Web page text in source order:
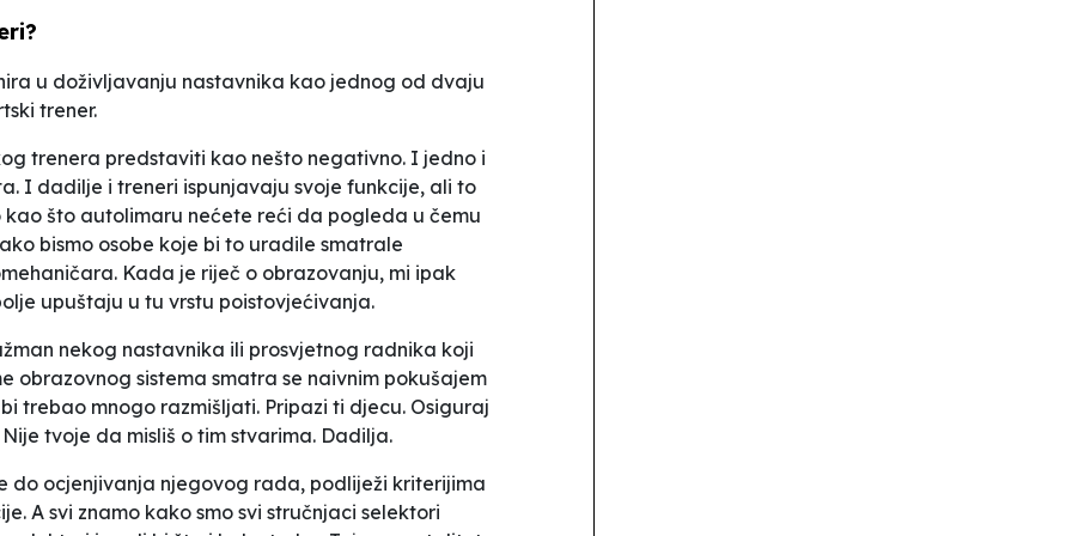
u doživljavanju nastavnika kao jednog od dvaju
trener.
trenera predstaviti kao nešto negativno. I jedno i
I dadilje i treneri ispunjavaju svoje funkcije, ali to
što autolimaru nećete reći da pogleda u čemu
bismo osobe koje bi to uradile smatrale
Kada je riječ o obrazovanju, mi ipak
upuštaju u tu vrstu poistovjećivanja.
nekog nastavnika ili prosvjetnog radnika koji
obrazovnog sistema smatra se naivnim pokušajem
trebao mnogo razmišljati. Pripazi ti djecu. Osiguraj
tvoje da misliš o tim stvarima. Dadilja.
do ocjenjivanja njegovog rada, podliježi kriterijima
A svi znamo kako smo svi stručnjaci selektori